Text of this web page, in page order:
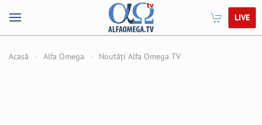
LIVE
Acasă Alfa Omega Noutăți Alfa Omega TV